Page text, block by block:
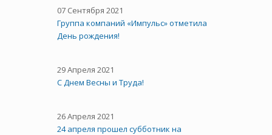
07 Сентября 2021
Группа компаний «Импульс» отметила
День рождения!
29 Апреля 2021
C Днем Весны и Труда!
26 Апреля 2021
24 апреля прошел субботник на